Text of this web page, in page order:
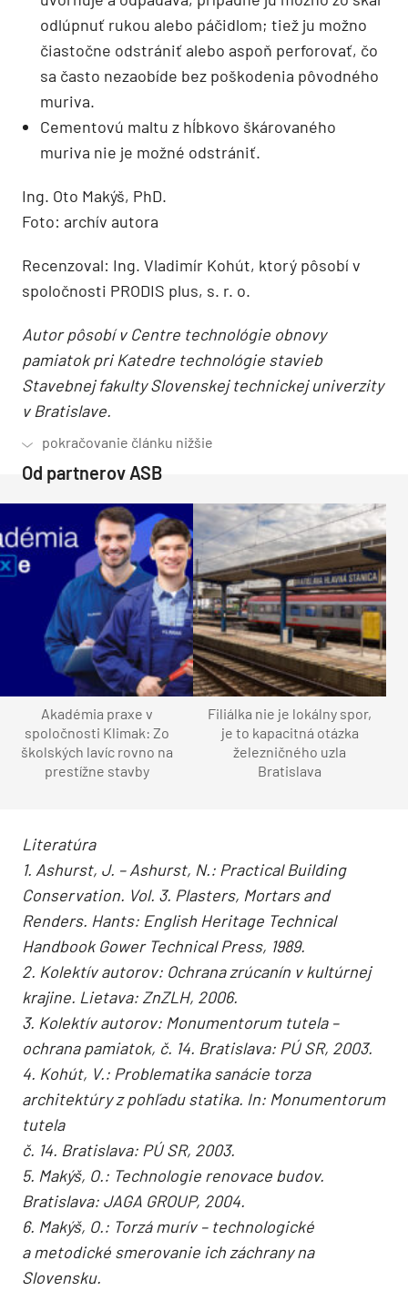
odlúpnuť rukou alebo páčidlom; tiež ju možno
čiastočne odstrániť alebo aspoň perforovať, čo
sa často neza­obíde bez poškodenia pôvodného
muriva.
Cementovú maltu z hĺbkovo škárovaného
muriva nie je možné odstrániť.
Ing. Oto Makýš, PhD.
Foto: archív autora
Recenzoval: Ing. Vladimír Kohút, ktorý pôsobí v
spoločnosti PRODIS plus, s. r. o.
Autor pôsobí v Centre technológie obnovy
pamiatok pri Katedre technológie stavieb
Stavebnej fakulty Slovenskej technickej univerzity
v Bratislave.
Od partnerov ASB
Akadémia praxe v
spoločnosti Klimak: Zo
školských lavíc rovno na
prestížne stavby
Filiálka nie je lokálny spor,
je to kapacitná otázka
železničného uzla
Bratislava
Literatúra
1. Ashurst, J. – Ashurst, N.: Practical Building
Conservation. Vol. 3. Plasters, Mortars and
Renders. Hants: English Heritage Technical
Handbook Gower Technical Press, 1989.
2. Kolektív autorov: Ochrana zrúcanín v kultúrnej
krajine. Lietava: ZnZLH, 2006.
3. Kolektív autorov: Monumentorum tutela –
ochrana pamiatok, č. 14. Bratislava: PÚ SR, 2003.
4. Kohút, V.: Problematika sanácie torza
architektúry z pohľadu statika. In: Monumentorum
tutela
č. 14. Bratislava: PÚ SR, 2003.
5. Makýš, O.: Technologie renovace budov.
Bratislava: JAGA GROUP, 2004.
6. Makýš, O.: Torzá murív – technologické
a metodické smerovanie ich záchrany na
Slovensku.